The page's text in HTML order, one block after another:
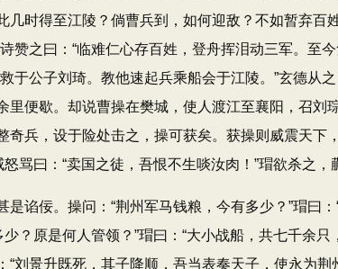
时得至江陵？倘曹兵到，如何迎敌？不如暂弃百
赞之曰：“临难仁心存百姓，登舟挥泪动三军。至
于公子刘琦。教他速起兵乘船会于江陵。”玄德从
便歇。却说曹操在樊城，使人渡江至襄阳，召刘
兵，设于险处击之，操可获矣。获操则威震天下
骂曰：“卖国之徒，吾恨不生啖汝肉！”瑁欲杀之，
佞。操问：“荆州军马钱粮，今有多少？”瑁曰
？原是何人管领？”瑁曰：“大小战船，共七千余
刘景升既死，其子降顺，吾当表奏天子，使永为